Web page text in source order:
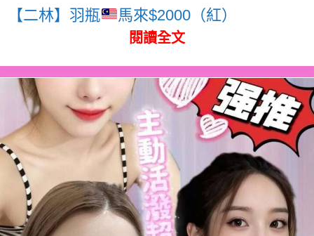
【二林】羽瓶 馬來$2000（紅）
閱讀全文